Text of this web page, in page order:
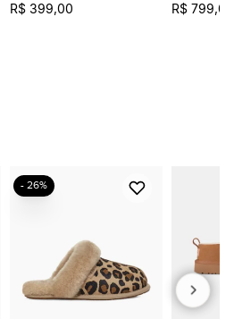
R$ 399,00
R$ 799,00
- 26%